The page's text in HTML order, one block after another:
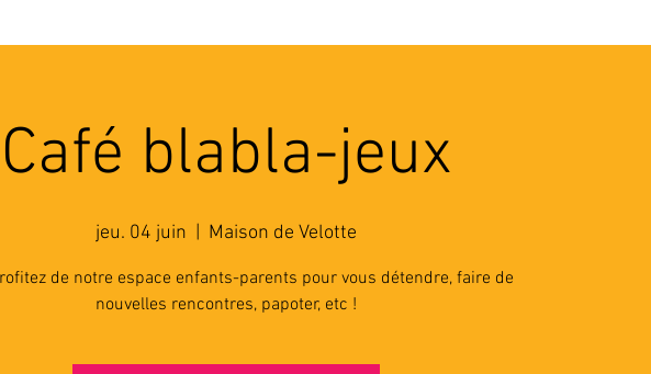
Café blabla-jeux
jeu. 04 juin Maison de Velotte
de notre espace enfants-parents pour vous détendre, faire de
nouvelles rencontres, papoter, etc !